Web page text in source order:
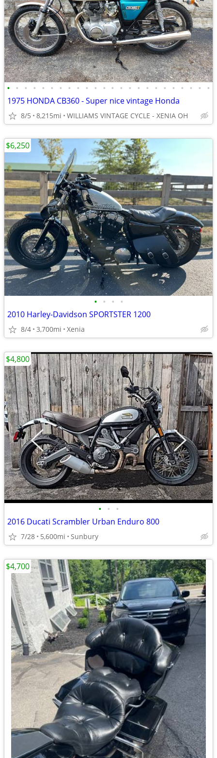
• • • • • • • • • • • • • • • • • • • • • • • •
1975 HONDA CB360 - Super nice vintage Honda
8/5 8,215mi WILLIAMS VINTAGE CYCLE - XENIA OH
• • • •
2010 Harley-Davidson SPORTSTER 1200
8/4 3,700mi Xenia
$6,250
• • •
2016 Ducati Scrambler Urban Enduro 800
7/28 5,600mi Sunbury
$4,800
$4,700